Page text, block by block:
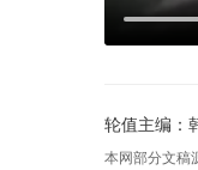
轮值主编：
本网部分文稿